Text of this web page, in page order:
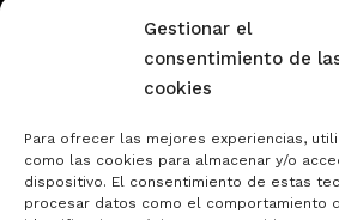
Gestionar el
consentimiento de
cookies
Para ofrecer las mejores experiencias,
como las cookies para almacenar y/o
dispositivo. El consentimiento de estas
procesar datos como el comportamiento
Política de privacidad
Política de cookies